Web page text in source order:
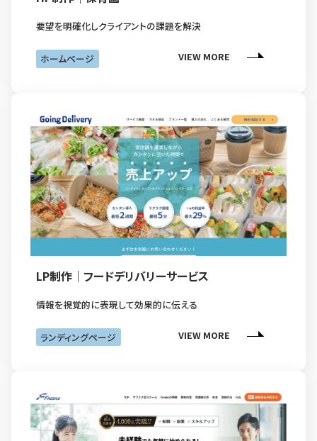
要望を明確化しクライアントの課題を解決
ホームページ VIEW MORE
LP制作｜フードデリバリーサービス
情報を視覚的に表現して効果的に伝える
ランディングページ VIEW MORE